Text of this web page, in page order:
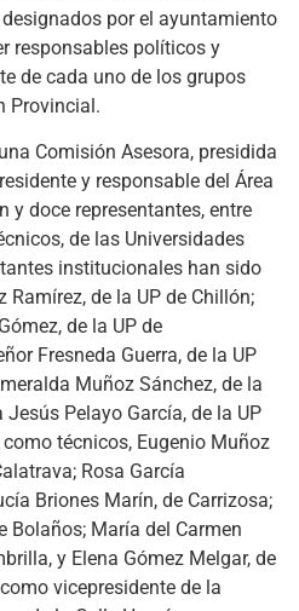
por el ayuntamiento
responsables políticos y
de cada uno de los grupos
Provincial.
Comisión Asesora, presidida
y responsable del Área
y doce representantes, entre
de las Universidades
institucionales han sido
de la UP de Chillón;
de la UP de
Fresneda Guerra, de la UP
Muñoz Sánchez, de la
Pelayo García, de la UP
técnicos, Eugenio Muñoz
Rosa García
Briones Marín, de Carrizosa;
Bolaños; María del Carmen
y Elena Gómez Melgar, de
vicepresidente de la